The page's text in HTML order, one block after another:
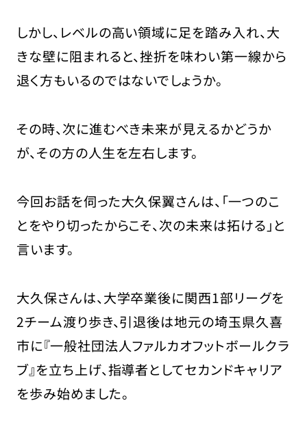
しかし、レベルの高い領域に足を踏み入れ、大
きな壁に阻まれると、挫折を味わい第一線から
退く方もいるのではないでしょうか。
その時、次に進むべき未来が見えるかどうか
が、その方の人生を左右します。
今回お話を伺った大久保翼さんは、「一つのこ
とをやり切ったからこそ、次の未来は拓ける」と
言います。
大久保さんは、大学卒業後に関西1部リーグを
2チーム渡り歩き、引退後は地元の埼玉県久喜
市に『一般社団法人ファルカオフットボールクラ
ブ』を立ち上げ、指導者としてセカンドキャリア
を歩み始めました。